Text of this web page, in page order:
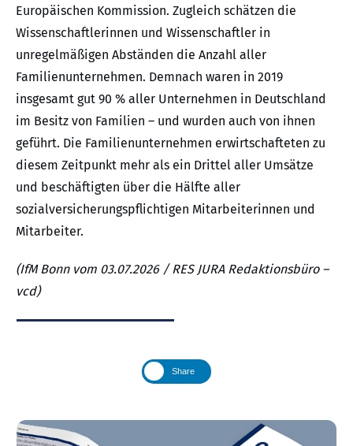
Europäischen Kommission. Zugleich schätzen die
Wissenschaftlerinnen und Wissenschaftler in
unregelmäßigen Abständen die Anzahl aller
Familienunternehmen. Demnach waren in 2019
insgesamt gut 90 % aller Unternehmen in Deutschland
im Besitz von Familien – und wurden auch von ihnen
geführt. Die Familienunternehmen erwirtschafteten zu
diesem Zeitpunkt mehr als ein Drittel aller Umsätze
und beschäftigten über die Hälfte aller
sozialversicherungspflichtigen Mitarbeiterinnen und
Mitarbeiter.
(IfM Bonn vom 03.07.2026 / RES JURA Redaktionsbüro –
vcd)
Share